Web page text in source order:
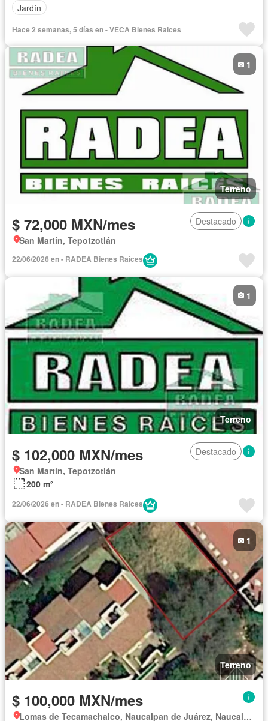
Jardín
Hace 2 semanas, 5 días en - VECA Bienes Raices
Terreno
1
$ 72,000 MXN/mes
Destacado
San Martín, Tepotzotlán
22/06/2026 en - RADEA Bienes Raíces
Terreno
1
$ 102,000 MXN/mes
Destacado
San Martín, Tepotzotlán
200 m²
22/06/2026 en - RADEA Bienes Raíces
Terreno
1
$ 100,000 MXN/mes
Lomas de Tecamachalco, Naucalpan de Juárez, Naucalpan de Juárez